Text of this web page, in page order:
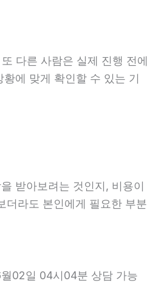
다른 사람은 실제 진행 전에
에 맞게 확인할 수 있는 기
받아보려는 것인지, 비용이
더라도 본인에게 필요한 부분
02일 04시04분 상담 가능